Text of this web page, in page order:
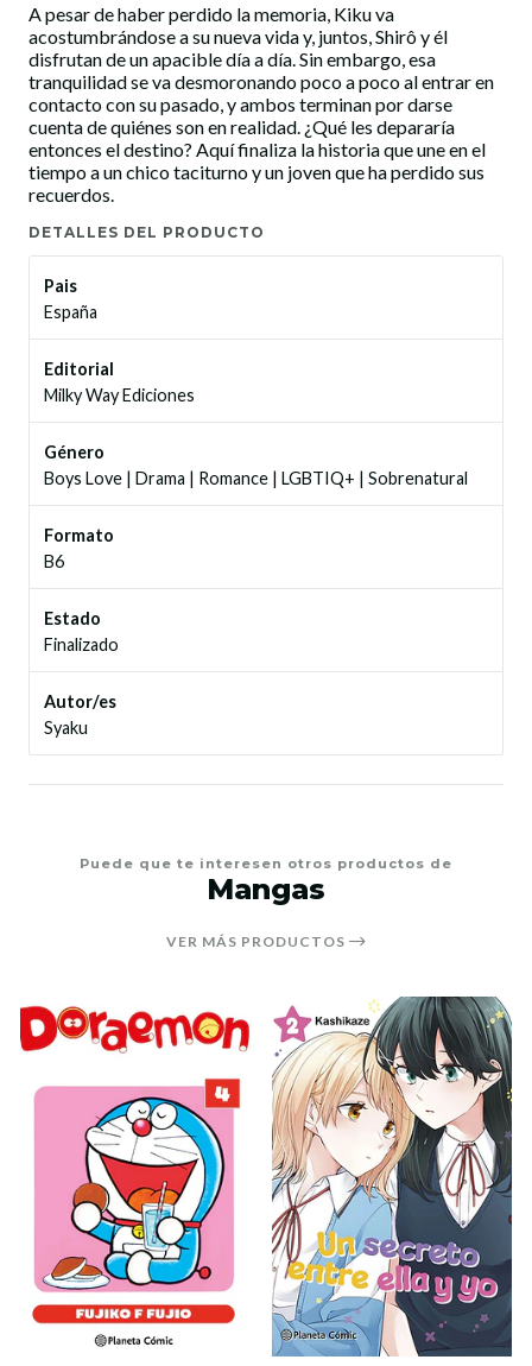
A pesar de haber perdido la memoria, Kiku va
acostumbrándose a su nueva vida y, juntos, Shirô y él
disfrutan de un apacible día a día. Sin embargo, esa
tranquilidad se va desmoronando poco a poco al entrar en
contacto con su pasado, y ambos terminan por darse
cuenta de quiénes son en realidad. ¿Qué les depararía
entonces el destino? Aquí finaliza la historia que une en el
tiempo a un chico taciturno y un joven que ha perdido sus
recuerdos.
DETALLES DEL PRODUCTO
Pais
España
Editorial
Milky Way Ediciones
Género
Boys Love | Drama | Romance | LGBTIQ+ | Sobrenatural
Formato
B6
Estado
Finalizado
Autor/es
Syaku
Puede que te interesen otros productos de
Mangas
VER MÁS PRODUCTOS